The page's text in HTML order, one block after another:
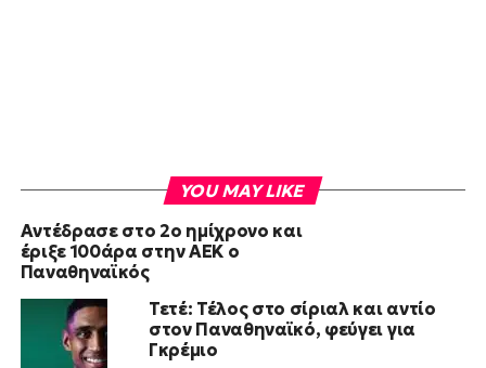
YOU MAY LIKE
Αντέδρασε στο 2ο ημίχρονο και
έριξε 100άρα στην ΑΕΚ ο
Παναθηναϊκός
Τετέ: Τέλος στο σίριαλ και αντίο
στον Παναθηναϊκό, φεύγει για
Γκρέμιο